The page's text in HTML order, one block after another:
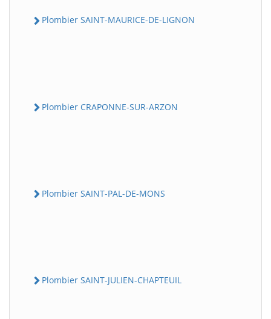
Plombier SAINT-MAURICE-DE-LIGNON
Plombier CRAPONNE-SUR-ARZON
Plombier SAINT-PAL-DE-MONS
Plombier SAINT-JULIEN-CHAPTEUIL